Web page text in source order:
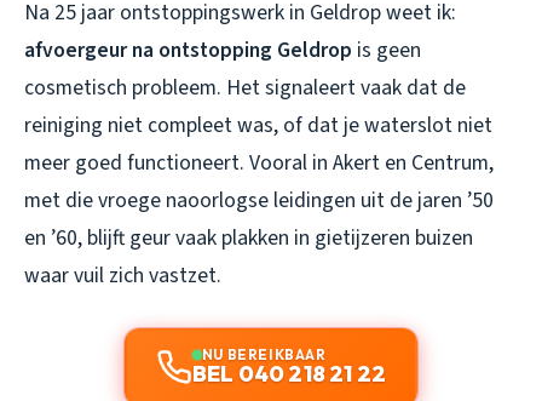
Na 25 jaar ontstoppingswerk in Geldrop weet ik:
afvoergeur na ontstopping Geldrop is geen
cosmetisch probleem. Het signaleert vaak dat de
reiniging niet compleet was, of dat je waterslot niet
meer goed functioneert. Vooral in Akert en Centrum,
met die vroege naoorlogse leidingen uit de jaren ’50
en ’60, blijft geur vaak plakken in gietijzeren buizen
waar vuil zich vastzet.
NU BEREIKBAAR
BEL 040 218 21 22